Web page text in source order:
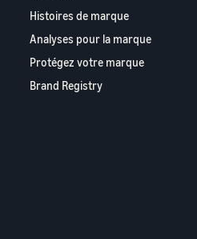
Histoires de marque
Analyses pour la marque
Protégez votre marque
Brand Registry